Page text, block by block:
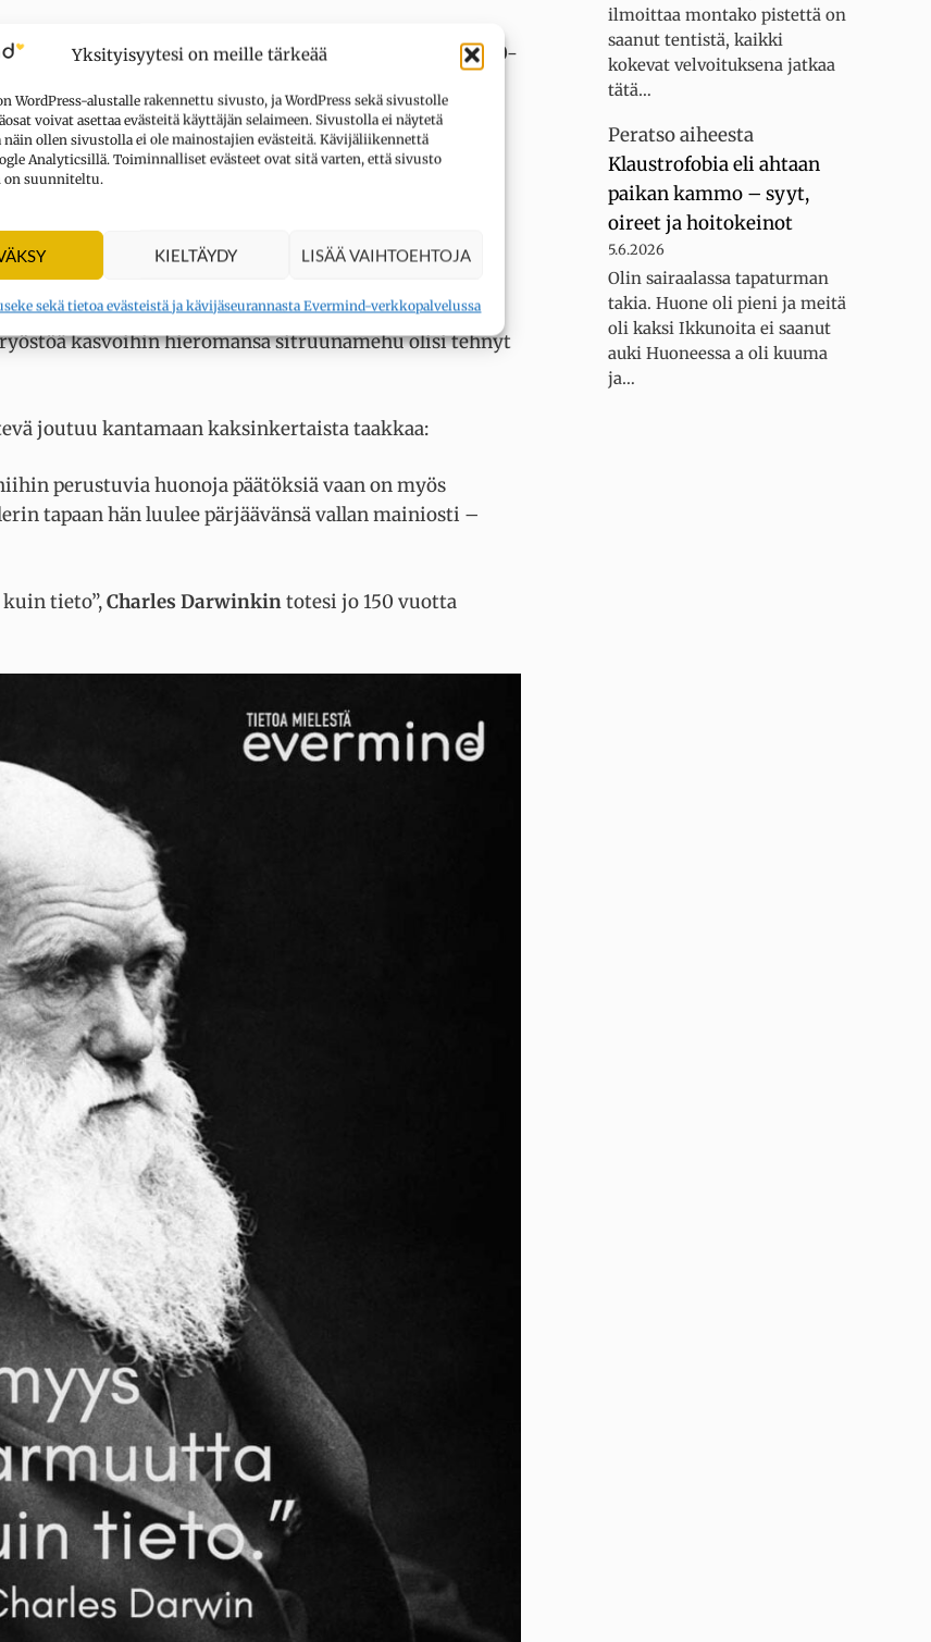
Yksityisyytesi on meille tärkeää
WordPress-alustalle rakennettu sivusto, ja WordPress sekä sivustolle
voivat asettaa evästeitä käyttäjän selaimeen. Sivustolla ei näytetä
näin ollen sivustolla ei ole mainostajien evästeitä. Kävijäliikennettä
Analyticsillä. Toiminnalliset evästeet ovat sitä varten, että sivusto
suunniteltu.
KIELTÄYDY LISÄÄ VAIHTOEHTOJA
sekä tietoa evästeistä ja kävijäseurannasta Evermind-verkkopalvelussa
tositarinalla Yhdysvaltain Pittsburghissa 1990-
pankkia keskellä kirkasta päivää ilman yritystäkään
samana iltana pian sen jälkeen, kun
silmiään. Lopulta hän mumisi hämmentyneenä:
kasvoihin hieromansa sitruunamehu olisi tehnyt
joutuu kantamaan kaksinkertaista taakkaa:
perustuvia huonoja päätöksiä vaan on myös
tapaan hän luulee pärjäävänsä vallan mainiosti –
tieto”,Charles Darwinkintotesi jo 150 vuotta
ilmoittaa montako pistettä on
saanut tentistä, kaikki
kokevat velvoituksena jatkaa
tätä…
Peratsoaiheesta
Klaustrofobia eli ahtaan
paikan kammo – syyt,
oireet ja hoitokeinot
5.6.2026
Olin sairaalassa tapaturman
takia. Huone oli pieni ja meitä
oli kaksi Ikkunoita ei saanut
auki Huoneessa a oli kuuma
ja…